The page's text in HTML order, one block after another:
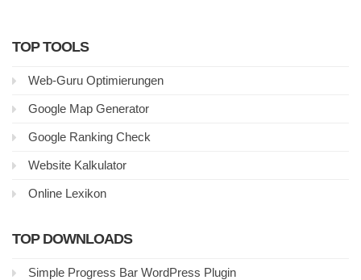
TOP TOOLS
Web-Guru Optimierungen
Google Map Generator
Google Ranking Check
Website Kalkulator
Online Lexikon
TOP DOWNLOADS
Simple Progress Bar WordPress Plugin